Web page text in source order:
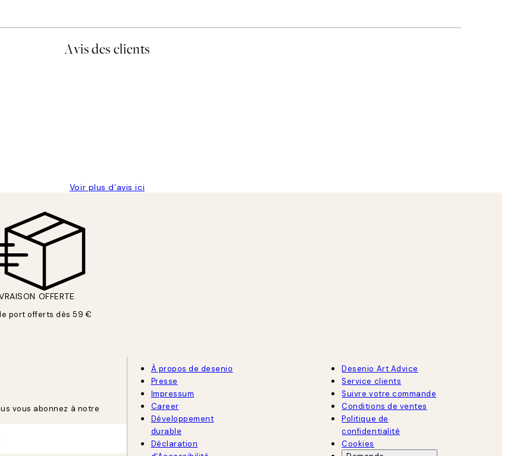
Avis des clients
Voir plus d’avis ici
OFFERTE
port offerts dès 59 €
vous abonnez à notre
À propos de desenio
Presse
Impressum
Career
Développement
durable
Déclaration
Desenio Art Advice
Service clients
Suivre votre commande
Conditions de ventes
Politique de
confidentialité
Cookies